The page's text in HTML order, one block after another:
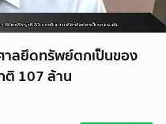
ลยึดทรัพย์ตกเป็นของ
107 ล้าน